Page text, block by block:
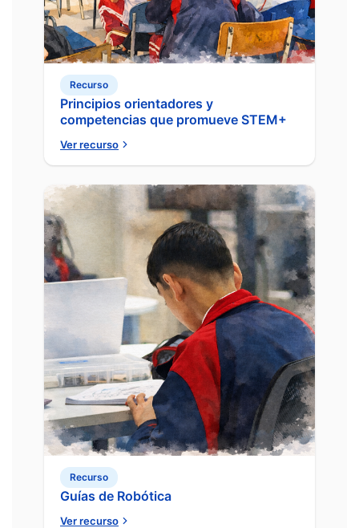
Recurso
Principios orientadores y
competencias que promueve STEM+
Ver recurso
Recurso
Guías de Robótica
Ver recurso